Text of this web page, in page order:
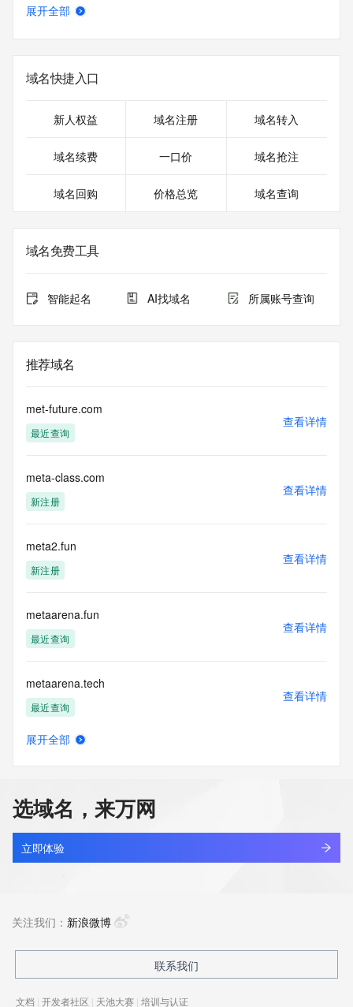
展开全部
域名快捷入口
新人权益 域名注册 域名转入
域名续费 一口价 域名抢注
域名回购 价格总览 域名查询
域名免费工具
智能起名 AI找域名 所属账号查询
推荐域名
met-future.com
最近查询
查看详情
meta-class.com
新注册
查看详情
meta2.fun
新注册
查看详情
metaarena.fun
最近查询
查看详情
metaarena.tech
最近查询
查看详情
metabaas.cn
最近查询
查看详情
最近查询
展开全部
选域名，来万网
立即体验
关注我们： 新浪微博
联系我们
文档 | 开发者社区 | 天池大赛 | 培训与认证